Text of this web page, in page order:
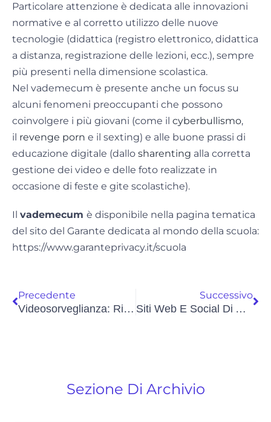
Particolare attenzione è dedicata alle innovazioni
normative e al corretto utilizzo delle nuove
tecnologie (didattica (registro elettronico, didattica
a distanza, registrazione delle lezioni, ecc.), sempre
più presenti nella dimensione scolastica.
Nel vademecum è presente anche un focus su
alcuni fenomeni preoccupanti che possono
coinvolgere i più giovani (come il cyberbullismo,
il revenge porn e il sexting) e alle buone prassi di
educazione digitale (dallo sharenting alla corretta
gestione dei video e delle foto realizzate in
occasione di feste e gite scolastiche).
Il vademecum è disponibile nella pagina tematica
del sito del Garante dedicata al mondo della scuola:
https://www.garanteprivacy.it/scuola
Precedente
Videosorveglianza: Rifiuti, Il Garante Sanziona Un Comune E Due Società
Successivo
Siti Web E Social Di Amministrazioni Devono Restare Sotto Il Controllo Pubblico
Sezione Di Archivio